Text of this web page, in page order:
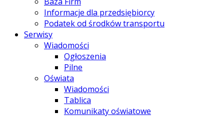
Informacje dla przedsiębiorcy
Podatek od środków transportu
Serwisy
Wiadomości
Ogłoszenia
Pilne
Oświata
Wiadomości
Tablica
Komunikaty oświatowe